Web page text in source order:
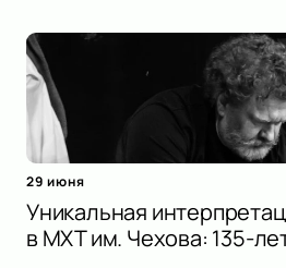
29 июня
Уникальная
в МХТ им. Чехова: 135-